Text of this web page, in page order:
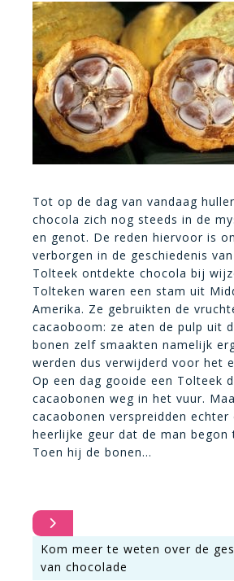
Tot op de dag van vandaag
chocola zich nog steeds in de
en genot. De reden hiervoor is
verborgen in de geschiedenis
Tolteek ontdekte chocola bij
Tolteken waren een stam uit
Amerika. Ze gebruikten de
cacaoboom: ze aten de pulp uit
bonen zelf smaakten namelijk
werden dus verwijderd voor het
Op een dag gooide een Tolteek
cacaobonen weg in het vuur.
cacaobonen verspreidden echter
heerlijke geur dat de man begon
Toen hij de bonen…
Kom meer te weten over de
van chocolade